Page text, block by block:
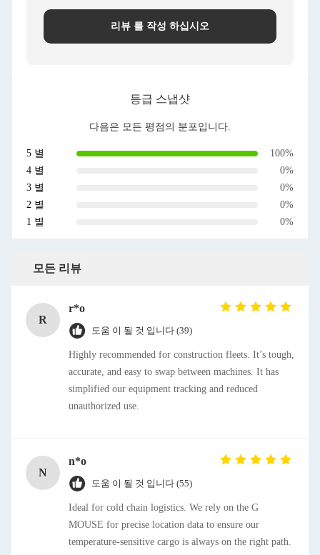
리뷰 를 작성 하십시오
등급 스냅샷
다음은 모든 평점의 분포입니다.
5 별
100%
4 별
0%
3 별
0%
2 별
0%
1 별
0%
모든 리뷰
R
r*o
도움 이 될 것 입니다 (39)
Highly recommended for construction fleets. It’s tough,
accurate, and easy to swap between machines. It has
simplified our equipment tracking and reduced
unauthorized use.
N
n*o
도움 이 될 것 입니다 (55)
Ideal for cold chain logistics. We rely on the G
MOUSE for precise location data to ensure our
temperature-sensitive cargo is always on the right path.